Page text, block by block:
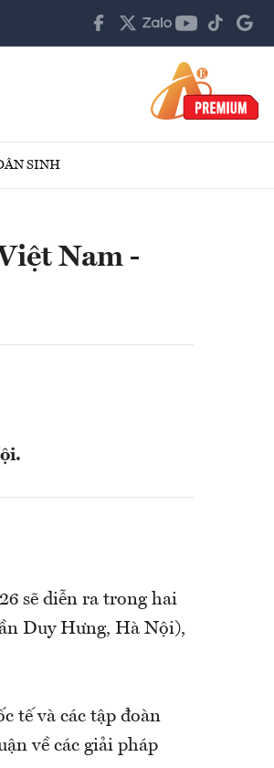
SINH
Nam -
sẽ diễn ra trong hai
Duy Hưng, Hà Nội),
tế và các tập đoàn
về các giải pháp